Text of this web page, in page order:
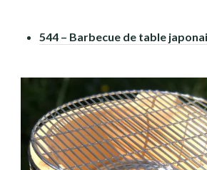
544 – Barbecue de table